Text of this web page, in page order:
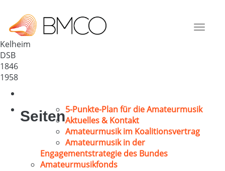
Toggle
Deutschland
93309
Kelheim
DSB
1846
1958
Seiten5-Punkte-Plan für die Amateurmusik
Aktuelles & Kontakt
Amateurmusik im Koalitionsvertrag
Amateurmusik in der
Engagementstrategie des Bundes
Amateurmusikfonds